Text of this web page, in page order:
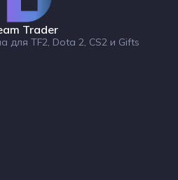
Trader
для TF2, Dota 2, CS2 и Gifts